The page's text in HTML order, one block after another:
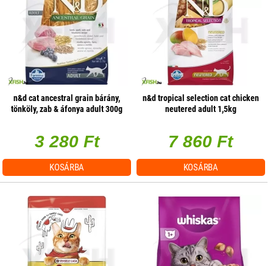
n&d cat ancestral grain bárány,
tönköly, zab & áfonya adult 300g
3 280 Ft
KOSÁRBA
n&d tropical selection cat chicken
neutered adult 1,5kg
7 860 Ft
KOSÁRBA